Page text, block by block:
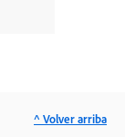
^ Volver arriba